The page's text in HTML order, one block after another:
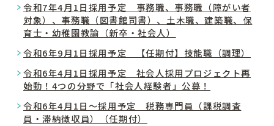
令和7年4月1日採用予定 事務職、事務職（障がい者
対象）、事務職（図書館司書）、土木職、建築職、保
育士・幼稚園教諭（新卒・社会人）
令和6年9月1日採用予定 【任期付】技能職（調理）
令和6年4月1日採用予定 社会人採用プロジェクト再
始動！4つの分野で「社会人経験者」公募！
令和6年4月1日～採用予定 税務専門員（課税調査
員・滞納徴収員）（任期付）